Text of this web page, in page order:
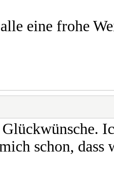
eine frohe
schon,